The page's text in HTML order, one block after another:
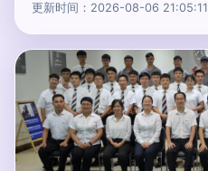
更新时间：2026-08-06 21:05:11